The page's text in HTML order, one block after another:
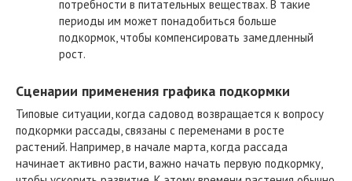
потребности в питательных веществах. В такие
периоды им может понадобиться больше
подкормок, чтобы компенсировать замедленный
рост.
Сценарии применения графика подкормки
Типовые ситуации, когда садовод возвращается к вопросу
подкормки рассады, связаны с переменами в росте
растений. Например, в начале марта, когда рассада
начинает активно расти, важно начать первую подкормку,